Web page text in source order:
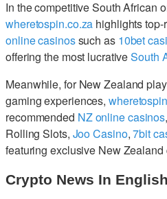
In the competitive South African
wheretospin.co.za highlights top-
online casinossuch as 10bet
offering the most lucrativeSouth
Meanwhile, for New Zealand
gaming experiences,
recommended NZ online casinos
Rolling Slots, Joo Casino,7bit
featuring exclusive New Zealand
Crypto News In English